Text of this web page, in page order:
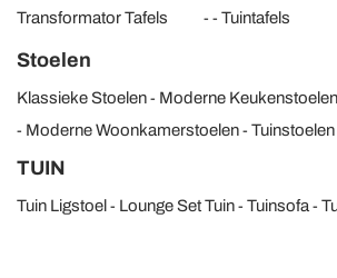
Transformator Tafels
Tuintafels
Stoelen
Klassieke Stoelen
Moderne Keukenstoelen
Moderne Woonkamerstoelen
Tuinstoelen
TUIN
Tuin Ligstoel Lounge Set Tuin Tuinsofa